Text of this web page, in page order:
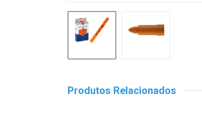
Produtos Relacionados